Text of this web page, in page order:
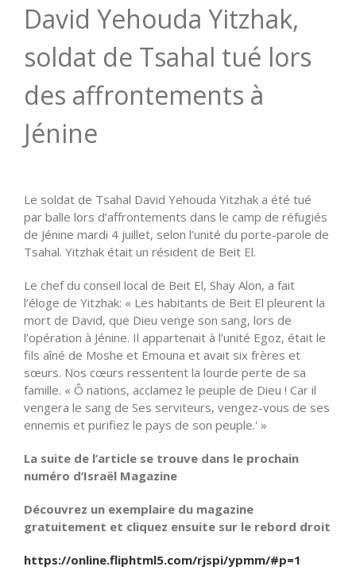
David Yehouda Yitzhak,
soldat de Tsahal tué lors
des affrontements à
Jénine
Le soldat de Tsahal David Yehouda Yitzhak a été tué
par balle lors d’affrontements dans le camp de réfugiés
de Jénine mardi 4 juillet, selon l’unité du porte-parole de
Tsahal. Yitzhak était un résident de Beit El.
Le chef du conseil local de Beit El, Shay Alon, a fait
l’éloge de Yitzhak: « Les habitants de Beit El pleurent la
mort de David, que Dieu venge son sang, lors de
l’opération à Jénine. Il appartenait à l’unité Egoz, était le
fils aîné de Moshe et Emouna et avait six frères et
sœurs. Nos cœurs ressentent la lourde perte de sa
famille. « Ô nations, acclamez le peuple de Dieu ! Car il
vengera le sang de Ses serviteurs, vengez-vous de ses
ennemis et purifiez le pays de son peuple.' »
La suite de l’article se trouve dans le prochain
numéro d’Israël Magazine
Découvrez un exemplaire du magazine
gratuitement et cliquez ensuite sur le rebord droit
https://online.fliphtml5.com/rjspi/ypmm/#p=1